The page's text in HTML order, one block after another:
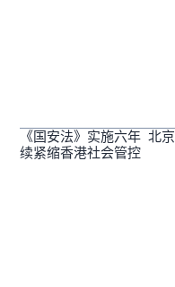
《国安法》实施六年 北
续紧缩香港社会管控